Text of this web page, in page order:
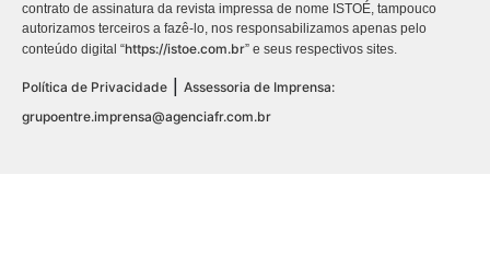
contrato de assinatura da revista impressa de nome ISTOÉ, tampouco
autorizamos terceiros a fazê-lo, nos responsabilizamos apenas pelo
conteúdo digital “https://istoe.com.br” e seus respectivos sites.
Política de Privacidade
Assessoria de Imprensa:
grupoentre.imprensa@agenciafr.com.br